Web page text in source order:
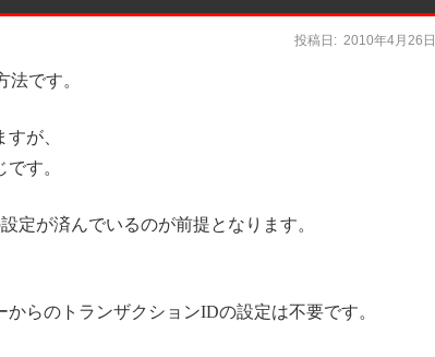
投稿日: 2010年4月26日
です。
が、
す。
定が済んでいるのが前提となります。
らのトランザクションIDの設定は不要です。